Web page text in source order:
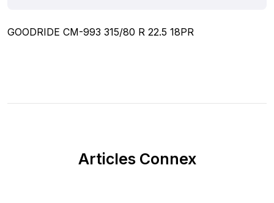
GOODRIDE CM-993 315/80 R 22.5 18PR
Articles Connex